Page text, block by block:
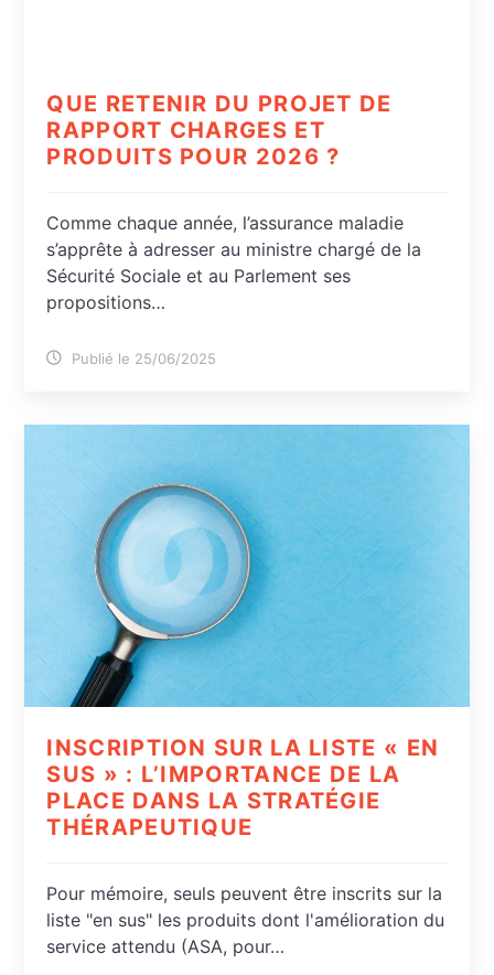
QUE RETENIR DU PROJET DE
RAPPORT CHARGES ET
PRODUITS POUR 2026 ?
Comme chaque année, l’assurance maladie
s’apprête à adresser au ministre chargé de la
Sécurité Sociale et au Parlement ses
propositions…
Publié le 25/06/2025
INSCRIPTION SUR LA LISTE « EN
SUS » : L’IMPORTANCE DE LA
PLACE DANS LA STRATÉGIE
THÉRAPEUTIQUE
Pour mémoire, seuls peuvent être inscrits sur la
liste "en sus" les produits dont l'amélioration du
service attendu (ASA, pour…